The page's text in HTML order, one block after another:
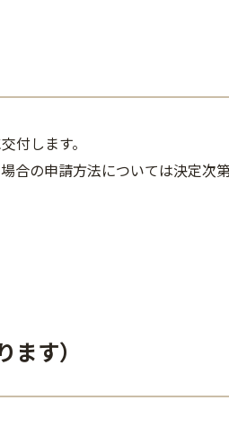
付します。
合の申請方法については決定次
す）